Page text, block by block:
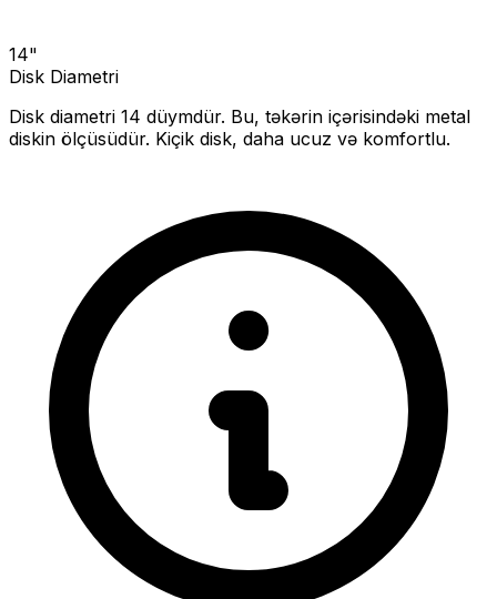
14"
Disk Diametri
Disk diametri 14 düymdür. Bu, təkərin içərisindəki metal
diskin ölçüsüdür. Kiçik disk, daha ucuz və komfortlu.